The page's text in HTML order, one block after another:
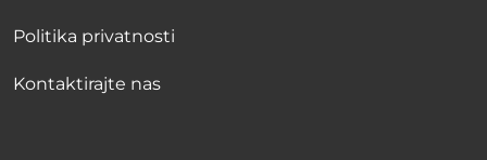
Politika privatnosti
Kontaktirajte nas